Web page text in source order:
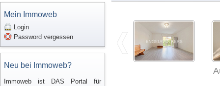
Mein Immoweb
Login
Password vergessen
Neu bei Immoweb?
Immoweb ist DAS Portal für